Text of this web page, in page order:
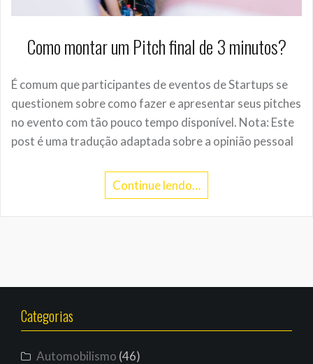
Como montar um Pitch final de 3 minutos?
É comum que participantes de eventos de Startups se
questionem sobre como fazer e apresentar seus pitches
no evento com tão pouco tempo disponível. Nota: Este
post é uma tradução adaptada sobre a opinião pessoal
Continue lendo…
Categorias
Automobilismo (46)